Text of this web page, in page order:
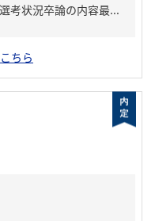
考状況卒論の内容最...
ちら